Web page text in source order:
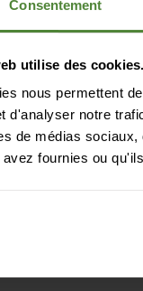
Consentement
utilise des cookies.
nous permettent
d'analyser notre
de médias
fournies ou